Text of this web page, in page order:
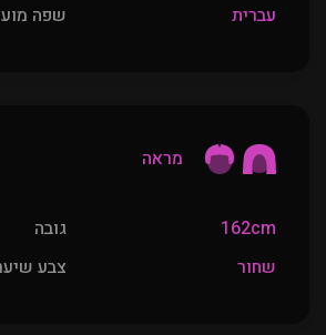
שפה
עברית
מראה
גובה
162cm
צבע
שחור